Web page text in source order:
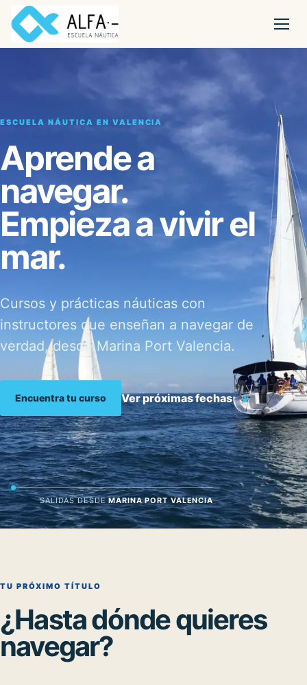
ESCUELA NÁUTICA EN VALENCIA
Aprende a
navegar.
Empieza a vivir el
mar.
Cursos y prácticas náuticas con
instructores que enseñan a navegar de
verdad, desde Marina Port Valencia.
Encuentra tu curso Ver próximas fechas ↓
SALIDAS DESDEMARINA PORT VALENCIA
TU PRÓXIMO TÍTULO
¿Hasta dónde quieres
navegar?